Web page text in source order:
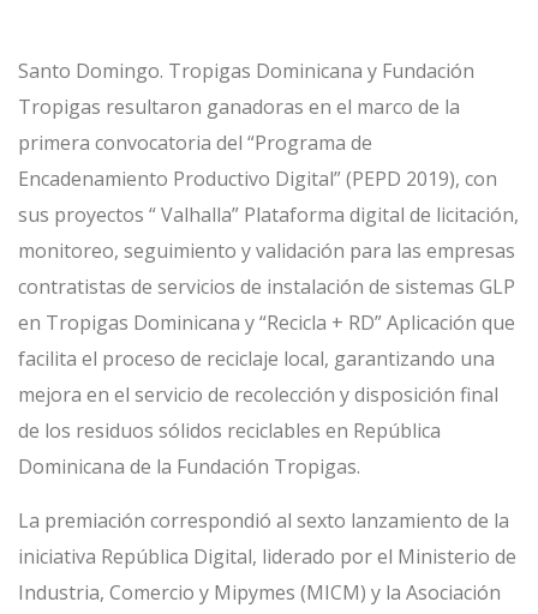
Santo Domingo. Tropigas Dominicana y Fundación
Tropigas resultaron ganadoras en el marco de la
primera convocatoria del “Programa de
Encadenamiento Productivo Digital” (PEPD 2019), con
sus proyectos “ Valhalla” Plataforma digital de licitación,
monitoreo, seguimiento y validación para las empresas
contratistas de servicios de instalación de sistemas GLP
en Tropigas Dominicana y “Recicla + RD” Aplicación que
facilita el proceso de reciclaje local, garantizando una
mejora en el servicio de recolección y disposición final
de los residuos sólidos reciclables en República
Dominicana de la Fundación Tropigas.
La premiación correspondió al sexto lanzamiento de la
iniciativa República Digital, liderado por el Ministerio de
Industria, Comercio y Mipymes (MICM) y la Asociación